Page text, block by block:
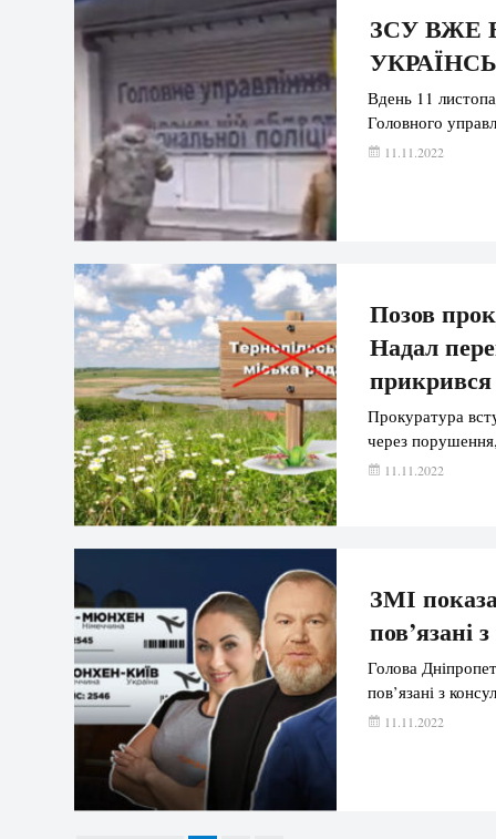
ЗСУ ВЖЕ
Вдень 11
Головного
11.11.2022
Позов
Надал
Прокуратура
через
11.11.2022
ЗМІ
пов’язані
Голова
пов’язані з
11.11.2022